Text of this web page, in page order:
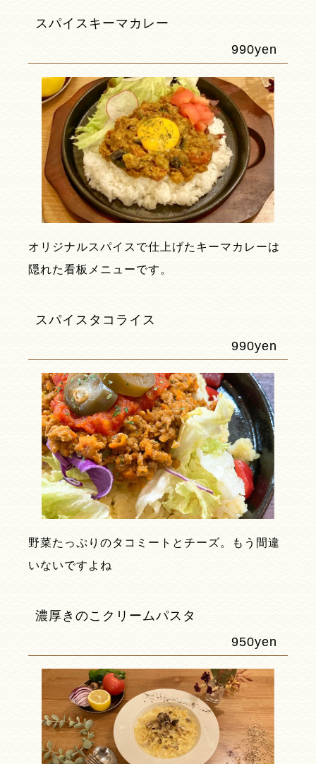
スパイスキーマカレー
990yen
オリジナルスパイスで仕上げたキーマカレーは
隠れた看板メニューです。
スパイスタコライス
990yen
野菜たっぷりのタコミートとチーズ。もう間違
いないですよね
濃厚きのこクリームパスタ
950yen